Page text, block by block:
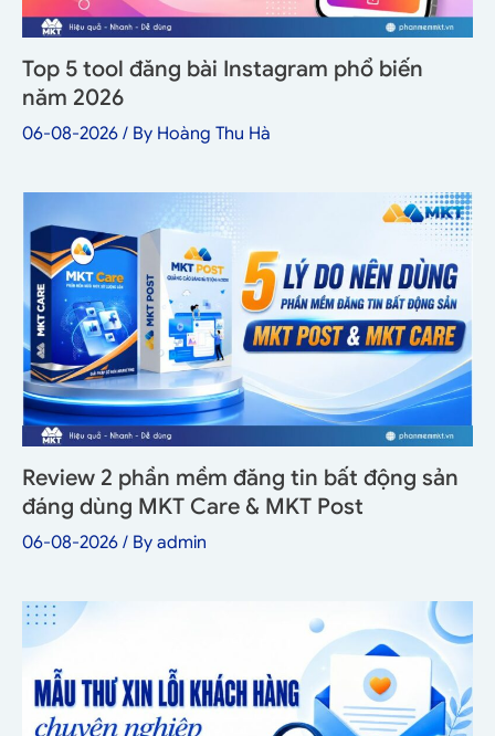
Top 5 tool đăng bài Instagram phổ biến
năm 2026
06-08-2026 / By Hoàng Thu Hà
Review 2 phần mềm đăng tin bất động sản
đáng dùng MKT Care & MKT Post
06-08-2026 / By admin